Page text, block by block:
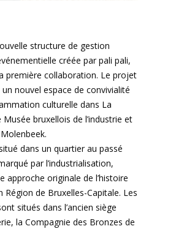
structure de gestion
créée par pali pali,
première collaboration. Le projet
nouvel espace de convivialité
culturelle dans La
Musée bruxellois de l’industrie et
dans un quartier au passé
par l’industrialisation,
approche originale de l’histoire
Région de Bruxelles-Capitale. Les
situés dans l’ancien siège
la Compagnie des Bronzes de